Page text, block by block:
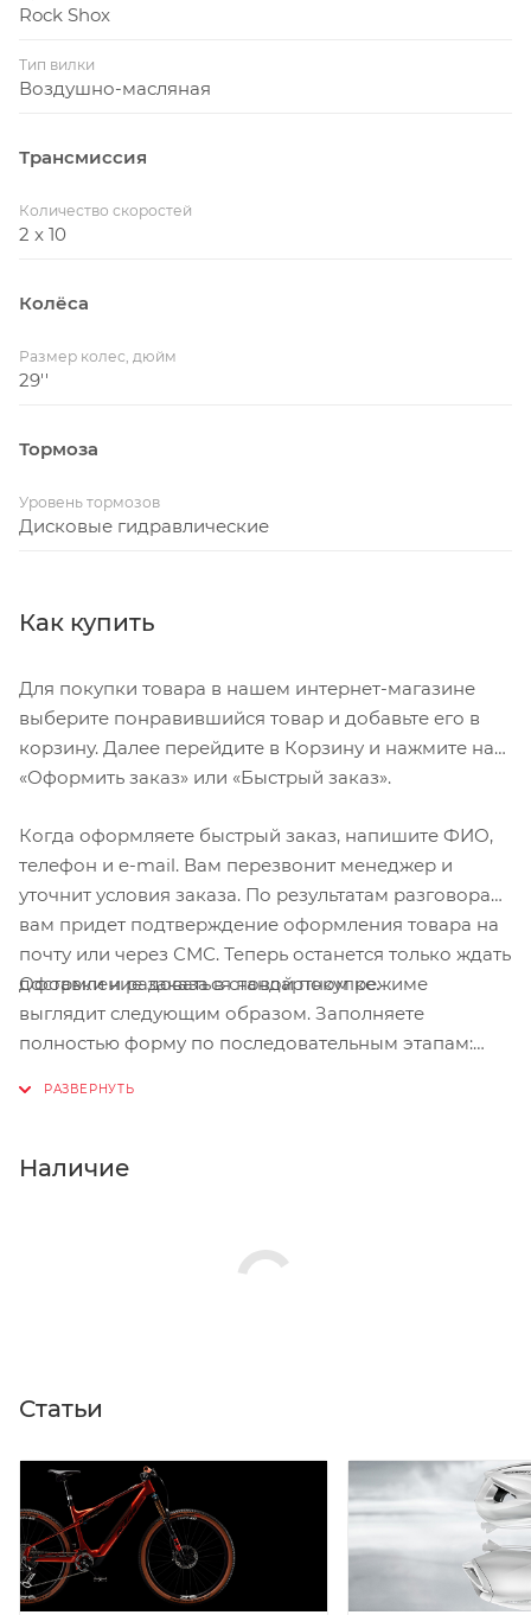
Rock Shox
Тип вилки
Воздушно-масляная
Трансмиссия
Количество скоростей
2 x 10
Колёса
Размер колес, дюйм
29''
Тормоза
Уровень тормозов
Дисковые гидравлические
Как купить
Для покупки товара в нашем интернет-магазине
выберите понравившийся товар и добавьте его в
корзину. Далее перейдите в Корзину и нажмите на
«Оформить заказ» или «Быстрый заказ».
Когда оформляете быстрый заказ, напишите ФИО,
телефон и e-mail. Вам перезвонит менеджер и
уточнит условия заказа. По результатам разговора
вам придет подтверждение оформления товара на
почту или через СМС. Теперь останется только ждать
доставки и радоваться новой покупке.
Оформление заказа в стандартном режиме
выглядит следующим образом. Заполняете
полностью форму по последовательным этапам:
Нажмите кнопку «Оформить заказ».
Наличие
Статьи